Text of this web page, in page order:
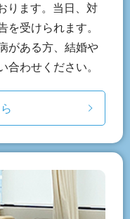
ります。当日、対
受けられます。
がある方、結婚や
わせください。